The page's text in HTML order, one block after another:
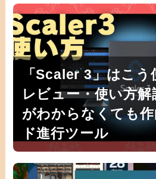
「Scaler 3」はこう
レビュー・使い方
がわからなくても
ド進行ツール